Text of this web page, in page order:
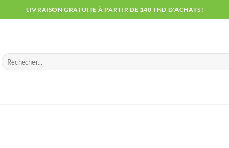
LIVRAISON GRATUITE À PARTIR DE 140 TND D'ACHATS !
Recherche
pour :